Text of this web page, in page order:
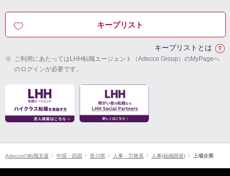
キープリスト
キープリストとは
※ ご利用にあたってはLHH転職エージェント（Adecco Group）のMyPageへ
のログインが必要です。
Adeccoの転職支援 中国・四国 香川県 人事・労務系 人事(組織開発) 上場企業